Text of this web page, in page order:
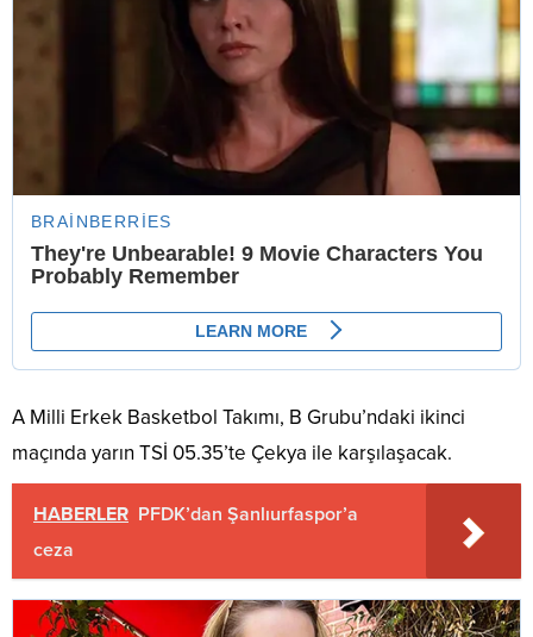
A Milli Erkek Basketbol Takımı, B Grubu’ndaki ikinci
maçında yarın TSİ 05.35’te Çekya ile karşılaşacak.
HABERLER PFDK’dan Şanlıurfaspor’a
ceza